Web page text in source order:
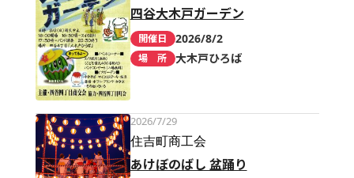
四谷大木戸ガーデン
開催日 2026/8/2
場 所 大木戸ひろば
2026/7/29
住吉町商工会
あけぼのばし 盆踊り